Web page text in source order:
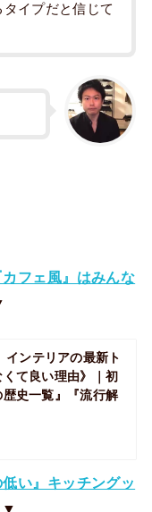
イプだと信じて
カフェ風』はみんな
インテリアの最新ト
て良い理由》｜初
史一覧』『流行解
い』キッチングッ
▼